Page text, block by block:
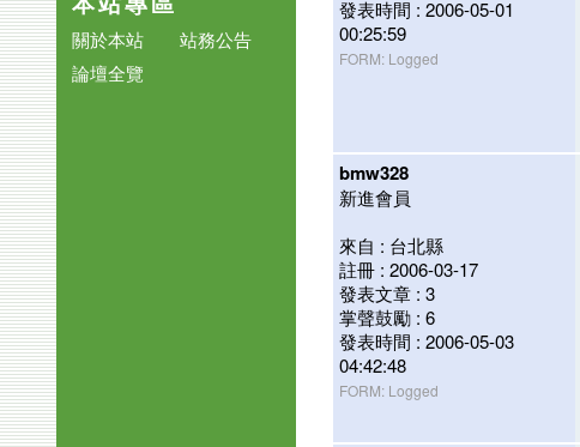
關於本站
站務公告
論壇全覽
發表時間 : 2006-05-01
00:25:59
FORM: Logged
bmw328
新進會員
來自 : 台北縣
註冊 : 2006-03-17
發表文章 : 3
掌聲鼓勵 : 6
發表時間 : 2006-05-03
04:42:48
FORM: Logged